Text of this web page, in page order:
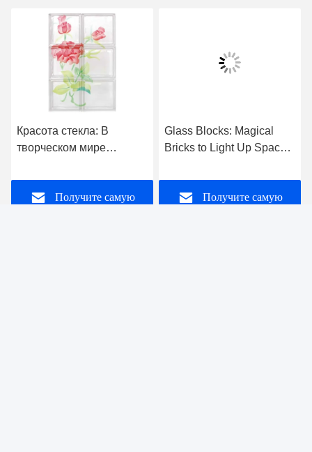
Красота стекла: В
творческом мире
хрустальных блоков
Получите самую
Glass Blocks: Magical
Bricks to Light Up Spaces
Получите самую